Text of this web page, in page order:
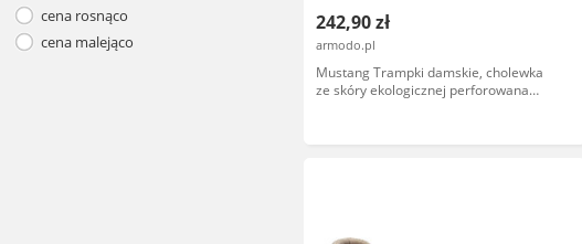
cena rosnąco
cena malejąco
242,90 zł
armodo.pl
Mustang Trampki damskie, cholewka
ze skóry ekologicznej perforowana
podeszwa zapewniająca wygodę na co